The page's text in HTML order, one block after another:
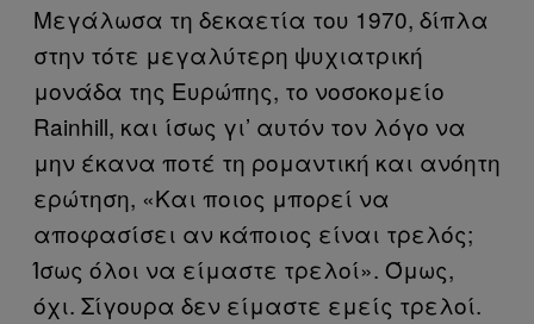
Μεγάλωσα τη δεκαετία του 1970, δίπλα
στην τότε μεγαλύτερη ψυχιατρική
μονάδα της Ευρώπης, το νοσοκομείο
Rainhill, και ίσως γι’ αυτόν τον λόγο να
μην έκανα ποτέ τη ρομαντική και ανόητη
ερώτηση, «Και ποιος μπορεί να
αποφασίσει αν κάποιος είναι τρελός;
Ίσως όλοι να είμαστε τρελοί». Όμως,
όχι. Σίγουρα δεν είμαστε εμείς τρελοί.